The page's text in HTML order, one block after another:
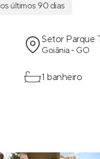
últimos 90 dias
Setor Parque
Goiânia - GO
1 banheiro